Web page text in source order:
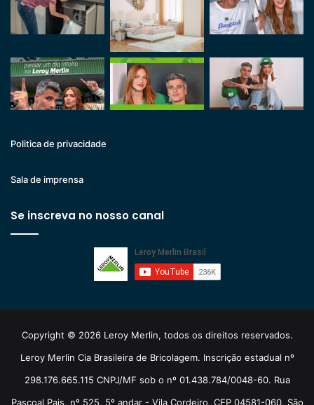
Politica de privacidade
Sala de imprensa
Se inscreva no nosso canal
Copyright © 2026 Leroy Merlin, todos os direitos reservados.
Leroy Merlin Cia Brasileira de Bricolagem. Inscrição estadual nº
298.176.665.115 CNPJ/MF sob o nº 01.438.784/0048-60. Rua
Pascoal Pais, nº 525, 5º andar - Vila Cordeiro, CEP 04581-060, São